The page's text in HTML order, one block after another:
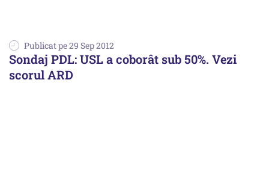
Publicat pe 29 Sep 2012
Sondaj PDL: USL a coborât sub 50%. Vezi
scorul ARD